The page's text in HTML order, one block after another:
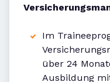
Im
über 24
Ausbildung